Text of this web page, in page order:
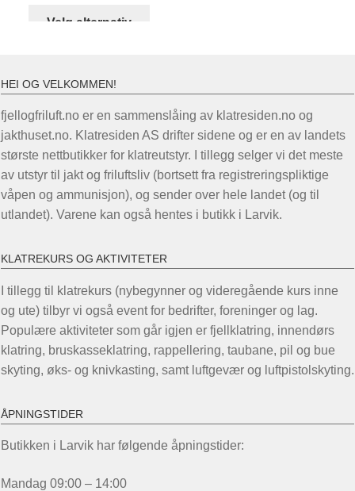
Velg alternativ
varianter.
Alternativene
kan
velges
på
produktsiden
HEI OG VELKOMMEN!
fjellogfriluft.no er en sammenslåing av klatresiden.no og
jakthuset.no. Klatresiden AS drifter sidene og er en av landets
største nettbutikker for klatreutstyr. I tillegg selger vi det meste
av utstyr til jakt og friluftsliv (bortsett fra registreringspliktige
våpen og ammunisjon), og sender over hele landet (og til
utlandet). Varene kan også hentes i butikk i Larvik.
KLATREKURS OG AKTIVITETER
I tillegg til klatrekurs (nybegynner og videregående kurs inne
og ute) tilbyr vi også event for bedrifter, foreninger og lag.
Populære aktiviteter som går igjen er fjellklatring, innendørs
klatring, bruskasseklatring, rappellering, taubane, pil og bue
skyting, øks- og knivkasting, samt luftgevær og luftpistolskyting.
ÅPNINGSTIDER
Butikken i Larvik har følgende åpningstider:
Mandag 09:00 – 14:00